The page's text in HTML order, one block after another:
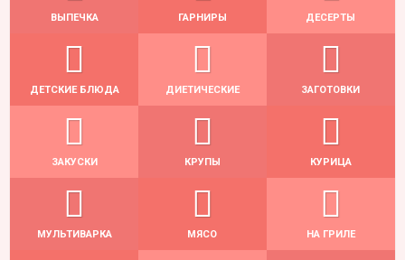
ВЫПЕЧКА ГАРНИРЫ ДЕСЕРТЫ
ДЕТСКИЕ БЛЮДА ДИЕТИЧЕСКИЕ ЗАГОТОВКИ
ЗАКУСКИ КРУПЫ КУРИЦА
МУЛЬТИВАРКА МЯСО НА ГРИЛЕ